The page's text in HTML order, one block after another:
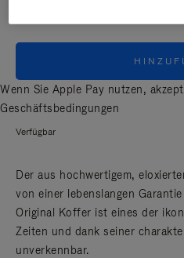
Wenn Sie Apple Pay nutzen,
Geschäftsbedingungen
Verfügbar
Der aus hochwertigem,
von einer lebenslangen
Original Koffer ist eines der
Zeiten und dank seiner
unverkennbar.